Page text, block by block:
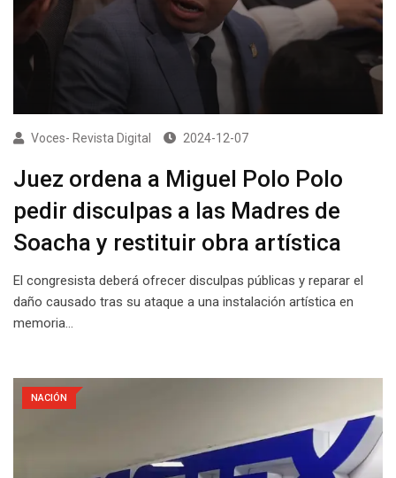
Voces- Revista Digital 2024-12-07
Juez ordena a Miguel Polo Polo
pedir disculpas a las Madres de
Soacha y restituir obra artística
El congresista deberá ofrecer disculpas públicas y reparar el
daño causado tras su ataque a una instalación artística en
memoria…
NACIÓN